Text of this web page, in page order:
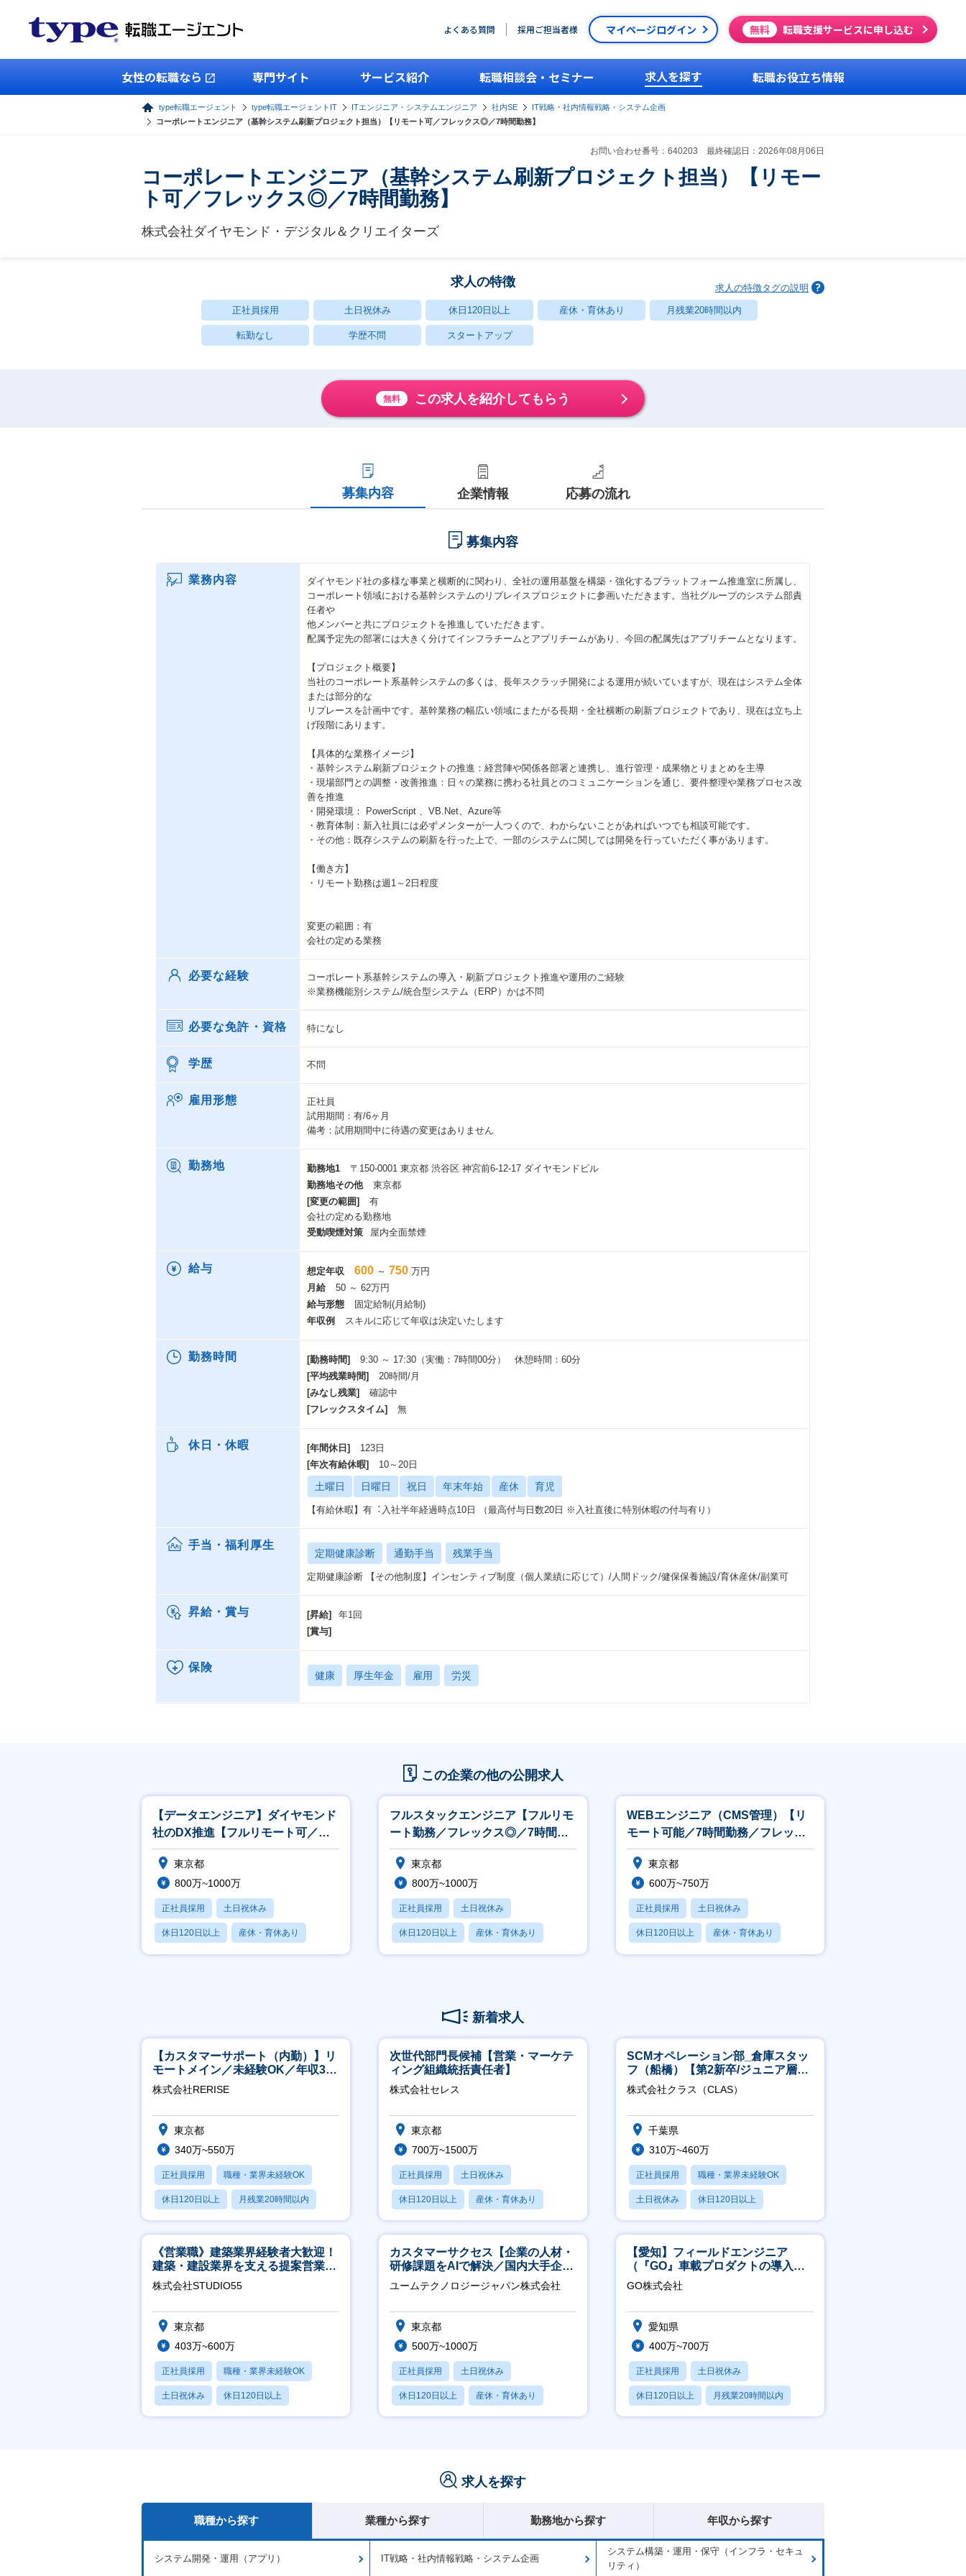
よくある質問 採用ご担当者様 マイページログイン 無料 転職支援サービスに申し込む
女性の転職なら 専門サイト サービス紹介 転職相談会・セミナー 求人を探す 転職お役立ち情報
type転職エージェント type転職エージェントIT ITエンジニア・システムエンジニア 社内SE
IT戦略・社内情報戦略・システム企画
コーポレートエンジニア（基幹システム刷新プロジェクト担当）【リモート可／フレックス◎／7時間勤務】
お問い合わせ番号：640203 最終確認日：2026年08月06日
コーポレートエンジニア（基幹システム刷新プロジェクト担当）【リモー
ト可／フレックス◎／7時間勤務】
株式会社ダイヤモンド・デジタル＆クリエイターズ
求人の特徴 求人の特徴タグの説明
正社員採用 土日祝休み 休日120日以上 産休・育休あり 月残業20時間以内
転勤なし 学歴不問 スタートアップ
無料 この求人を紹介してもらう
募集内容 企業情報 応募の流れ
募集内容
業務内容
ダイヤモンド社の多様な事業と横断的に関わり、全社の運用基盤を構築・強化するプラットフォーム推進室に所属し、
コーポレート領域における基幹システムのリプレイスプロジェクトに参画いただきます。当社グループのシステム部責
任者や
他メンバーと共にプロジェクトを推進していただきます。
配属予定先の部署には大きく分けてインフラチームとアプリチームがあり、今回の配属先はアプリチームとなります。
【プロジェクト概要】
当社のコーポレート系基幹システムの多くは、長年スクラッチ開発による運用が続いていますが、現在はシステム全体
または部分的な
リプレースを計画中です。基幹業務の幅広い領域にまたがる長期・全社横断の刷新プロジェクトであり、現在は立ち上
げ段階にあります。
【具体的な業務イメージ】
・基幹システム刷新プロジェクトの推進：経営陣や関係各部署と連携し、進行管理・成果物とりまとめを主導
・現場部門との調整・改善推進：日々の業務に携わる社員とのコミュニケーションを通じ、要件整理や業務プロセス改
善を推進
・開発環境： PowerScript 、VB.Net、Azure等
・教育体制：新入社員には必ずメンターが一人つくので、わからないことがあればいつでも相談可能です。
・その他：既存システムの刷新を行った上で、一部のシステムに関しては開発を行っていただく事があります。
【働き方】
・リモート勤務は週1～2日程度
変更の範囲：有
会社の定める業務
必要な経験
コーポレート系基幹システムの導入・刷新プロジェクト推進や運用のご経験
※業務機能別システム/統合型システム（ERP）かは不問
必要な免許・資格 特になし
学歴 不問
雇用形態
正社員
試用期間：有/6ヶ月
備考：試用期間中に待遇の変更はありません
勤務地 勤務地1
〒150-0001 東京都 渋谷区 神宮前6-12-17 ダイヤモンドビル
勤務地その他
東京都
[変更の範囲]
有
会社の定める勤務地
受動喫煙対策
屋内全面禁煙
給与 想定年収 600 ～ 750 万円
月給
50 ～ 62万円
給与形態
固定給制(月給制)
年収例
スキルに応じて年収は決定いたします
勤務時間 [勤務時間]
9:30 ～ 17:30（実働：7時間00分） 休憩時間：60分
[平均残業時間]
20時間/月
[みなし残業]
確認中
[フレックスタイム]
無
休日・休暇 [年間休日]
123日
[年次有給休暇]
10～20日
土曜日 日曜日 祝日 年末年始 産休 育児
【有給休暇】有︓⼊社半年経過時点10⽇ （最⾼付与⽇数20⽇ ※⼊社直後に特別休暇の付与有り）
手当・福利厚生
定期健康診断 通勤手当 残業手当
定期健康診断 【その他制度】インセンティブ制度（個⼈業績に応じて）/⼈間ドック/健保保養施設/育休産休/副業可
昇給・賞与 [昇給]
年1回
[賞与]
保険
健康 厚生年金 雇用 労災
この企業の他の公開求人
【データエンジニア】ダイヤモンド
社のDX推進【フルリモート可／フ
レックス◎／7時間勤務】
東京都
800万~1000万
正社員採用 土日祝休み
休日120日以上 産休・育休あり
月残業20時間以内
フルスタックエンジニア【フルリモ
ート勤務／フレックス◎／7時間勤
務】
東京都
800万~1000万
正社員採用 土日祝休み
休日120日以上 産休・育休あり
月残業20時間以内
WEBエンジニア（CMS管理）【リ
モート可能／7時間勤務／フレック
ス◎】
東京都
600万~750万
正社員採用 土日祝休み
休日120日以上 産休・育休あり
月残業20時間以内
新着求人
【カスタマーサポート（内勤）】リ
モートメイン／未経験OK／年収340
万～／年間休日125日
株式会社RERISE
東京都
340万~550万
正社員採用 職種・業界未経験OK
休日120日以上 月残業20時間以内
賞与あり
次世代部門長候補【営業・マーケテ
ィング組織統括責任者】
株式会社セレス
東京都
700万~1500万
正社員採用 土日祝休み
休日120日以上 産休・育休あり
賞与あり
SCMオペレーション部_倉庫スタッ
フ（船橋）【第2新卒/ジュニア層歓
迎】
株式会社クラス（CLAS）
千葉県
310万~460万
正社員採用 職種・業界未経験OK
土日祝休み 休日120日以上
産休・育休あり
《営業職》建築業界経験者大歓迎！
建築・建設業界を支える提案営業職
│年休125日◎フレックス
株式会社STUDIO55
東京都
403万~600万
正社員採用 職種・業界未経験OK
土日祝休み 休日120日以上
産休・育休あり
カスタマーサクセス【企業の人材・
研修課題をAIで解決／国内大手企業
約3万社導入／フレックス可】
ユームテクノロジージャパン株式会社
東京都
500万~1000万
正社員採用 土日祝休み
休日120日以上 産休・育休あり
転勤なし
【愛知】フィールドエンジニア
（『GO』車載プロダクトの導入サ
ポート／年休120日／土日祝休／直
行直帰
GO株式会社
愛知県
400万~700万
正社員採用 土日祝休み
休日120日以上 月残業20時間以内
学歴不問
求人を探す
職種から探す 業種から探す 勤務地から探す 年収から探す
システム開発・運用（アプリ） IT戦略・社内情報戦略・システム企画
システム構築・運用・保守（インフラ・セキュ
リティ）